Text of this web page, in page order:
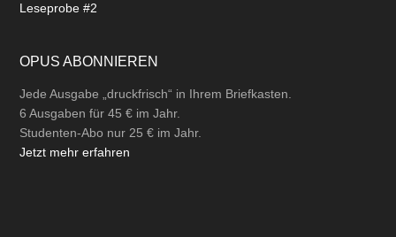
Leseprobe #2
OPUS ABONNIEREN
Jede Ausgabe „druckfrisch“ in Ihrem Briefkasten.
6 Ausgaben für 45 € im Jahr.
Studenten-Abo nur 25 € im Jahr.
Jetzt mehr erfahren